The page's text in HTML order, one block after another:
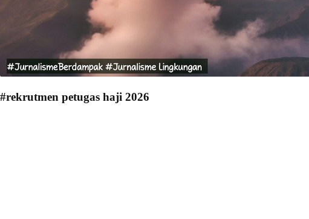
#rekrutmen petugas haji 2026